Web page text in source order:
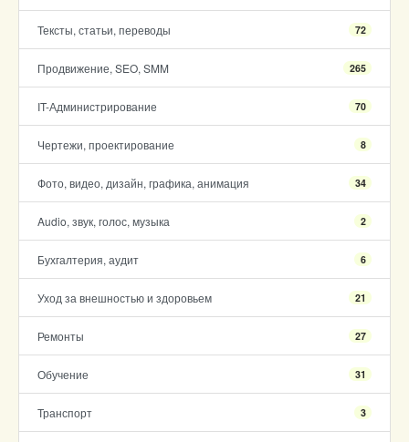
Тексты, статьи, переводы 72
Продвижение, SEO, SMM 265
IT-Администрирование 70
Чертежи, проектирование 8
Фото, видео, дизайн, графика, анимация 34
Audio, звук, голос, музыка 2
Бухгалтерия, аудит 6
Уход за внешностью и здоровьем 21
Ремонты 27
Обучение 31
Транспорт 3